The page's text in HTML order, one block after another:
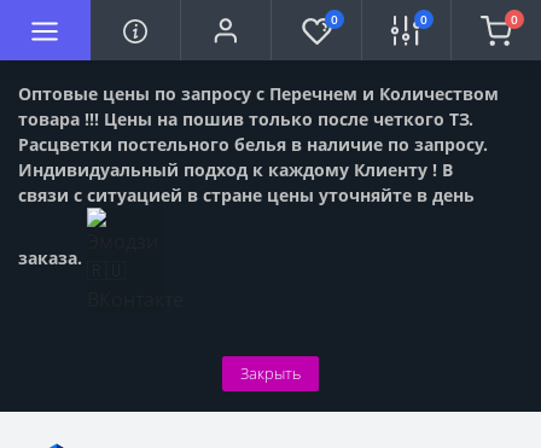
Оптовые цены по запросу с Перечнем и Количеством
товара !!! Цены на пошив только после четкого ТЗ.
Расцветки постельного белья в наличие по запросу.
Индивидуальный подход к каждому Клиенту ! В
связи с ситуацией в стране цены уточняйте в день
заказа.
Закрыть
0 0 0